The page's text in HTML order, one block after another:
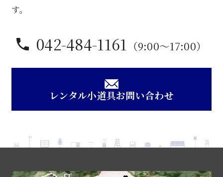
す。
042-484-1161 （9:00〜17:00）
レンタル小道具お問い合わせ